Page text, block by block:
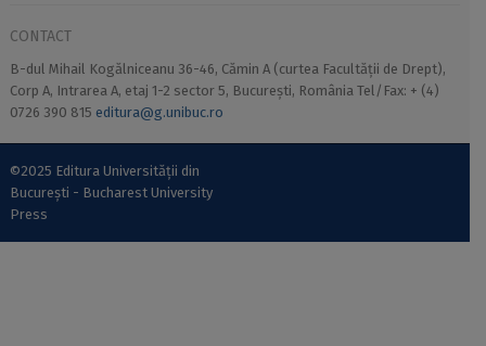
CONTACT
B-dul Mihail Kogălniceanu 36-46, Cămin A (curtea Facultății de Drept),
Corp A, Intrarea A, etaj 1-2 sector 5, București, România Tel/Fax: + (4)
0726 390 815 editura@g.unibuc.ro
©2025 Editura Universității din
București - Bucharest University
Press